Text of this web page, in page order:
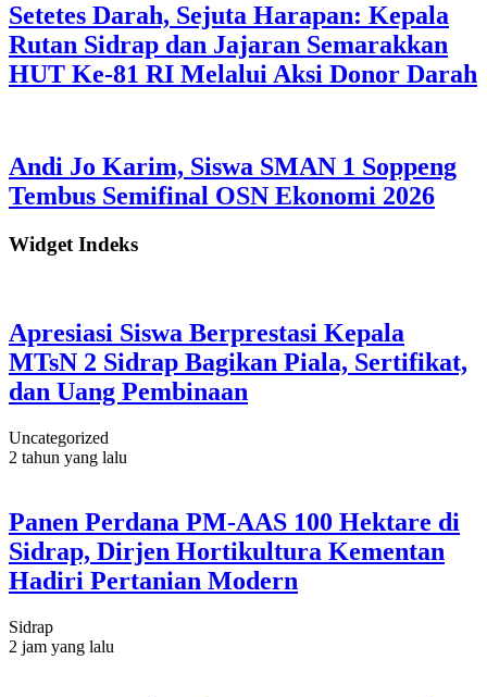
Setetes Darah, Sejuta Harapan: Kepala
Rutan Sidrap dan Jajaran Semarakkan
HUT Ke-81 RI Melalui Aksi Donor Darah
Andi Jo Karim, Siswa SMAN 1 Soppeng
Tembus Semifinal OSN Ekonomi 2026
Widget Indeks
Apresiasi Siswa Berprestasi Kepala
MTsN 2 Sidrap Bagikan Piala, Sertifikat,
dan Uang Pembinaan
Uncategorized
2 tahun yang lalu
Panen Perdana PM-AAS 100 Hektare di
Sidrap, Dirjen Hortikultura Kementan
Hadiri Pertanian Modern
Sidrap
2 jam yang lalu